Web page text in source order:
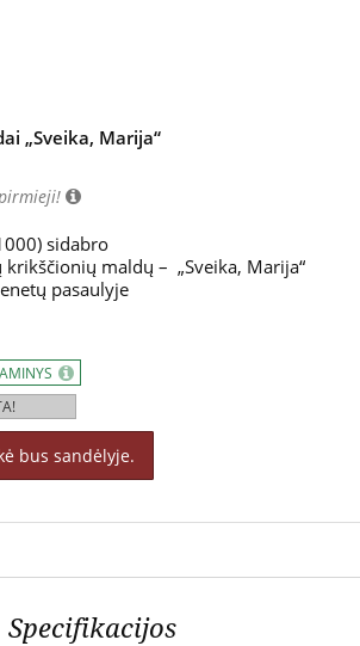
„Sveika, Marija“
sidabro
maldų – „Sveika, Marija“
pasaulyje
bus sandėlyje.
Specifikacijos